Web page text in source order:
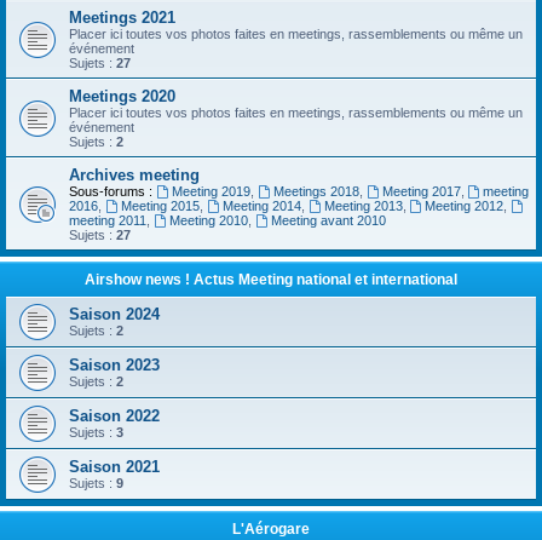
Meetings 2021
Placer ici toutes vos photos faites en meetings, rassemblements ou même un
événement
Sujets : 27
Meetings 2020
Placer ici toutes vos photos faites en meetings, rassemblements ou même un
événement
Sujets : 2
Archives meeting
Sous-forums : Meeting 2019, Meetings 2018, Meeting 2017,
meeting
2016
Meeting 2015, Meeting 2014, Meeting 2013, Meeting 2012
meeting 2011
Meeting 2010,
Meeting avant 2010
Sujets : 27
Airshow news ! Actus Meeting national et international
Saison 2024
Sujets : 2
Saison 2023
Sujets : 2
Saison 2022
Sujets : 3
Saison 2021
Sujets : 9
L'Aérogare